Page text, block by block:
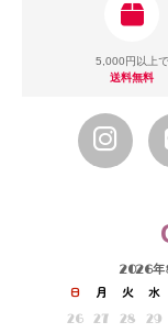
5,000円以上で
送料無料
2026年
日 月 火 水
26
27 28 29